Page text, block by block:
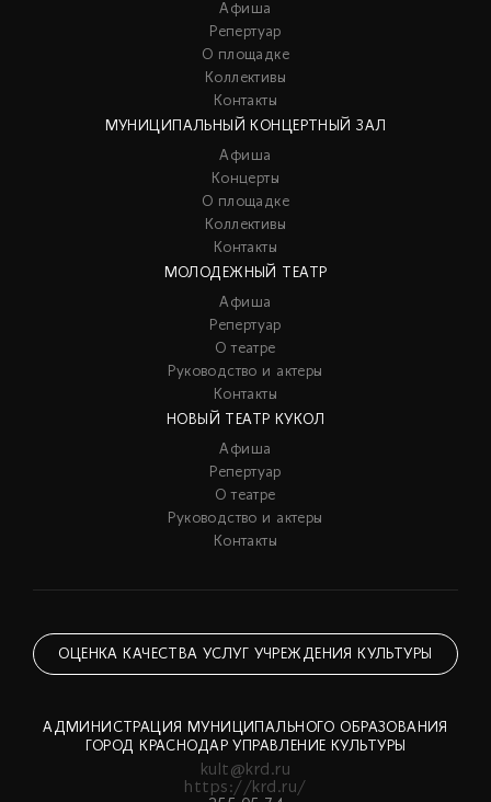
Афиша
Репертуар
О площадке
Коллективы
Контакты
МУНИЦИПАЛЬНЫЙ КОНЦЕРТНЫЙ ЗАЛ
Афиша
Концерты
О площадке
Коллективы
Контакты
МОЛОДЕЖНЫЙ ТЕАТР
Афиша
Репертуар
О театре
Руководство и актеры
Контакты
НОВЫЙ ТЕАТР КУКОЛ
Афиша
Репертуар
О театре
Руководство и актеры
Контакты
ОЦЕНКА КАЧЕСТВА УСЛУГ УЧРЕЖДЕНИЯ КУЛЬТУРЫ
АДМИНИСТРАЦИЯ МУНИЦИПАЛЬНОГО ОБРАЗОВАНИЯ
ГОРОД КРАСНОДАР УПРАВЛЕНИЕ КУЛЬТУРЫ
kult@krd.ru
https://krd.ru/